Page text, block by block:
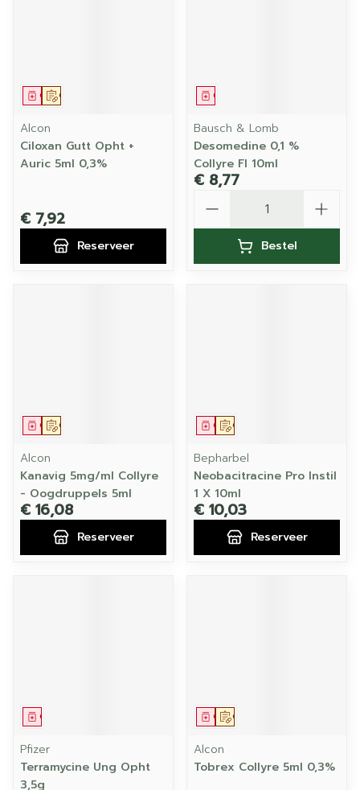
Op voorschrift
Geneesmiddel
Alcon
Ciloxan Gutt Opht +
Auric 5ml 0,3%
€ 7,92
Reserveer
Geneesmiddel
Bausch & Lomb
Desomedine 0,1 %
Collyre Fl 10ml
€ 8,77
Bestel
Op voorschrift
Geneesmiddel
Alcon
Kanavig 5mg/ml Collyre
- Oogdruppels 5ml
€ 16,08
Reserveer
Op voorschrift
Geneesmiddel
Bepharbel
Neobacitracine Pro Instil
1 X 10ml
€ 10,03
Reserveer
Geneesmiddel
Pfizer
Terramycine Ung Opht
3,5g
Op voorschrift
Geneesmiddel
Alcon
Tobrex Collyre 5ml 0,3%